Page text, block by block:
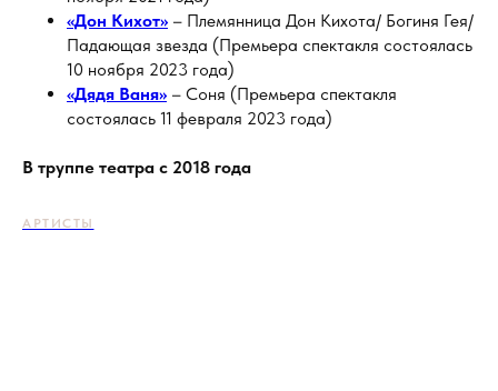
«Дон Кихот» – Племянница Дон Кихота/ Богиня Гея/
Падающая звезда (Премьера спектакля состоялась
10 ноября 2023 года)
«Дядя Ваня» – Соня (Премьера спектакля
состоялась 11 февраля 2023 года)
В труппе театра с 2018 года
АРТИСТЫ